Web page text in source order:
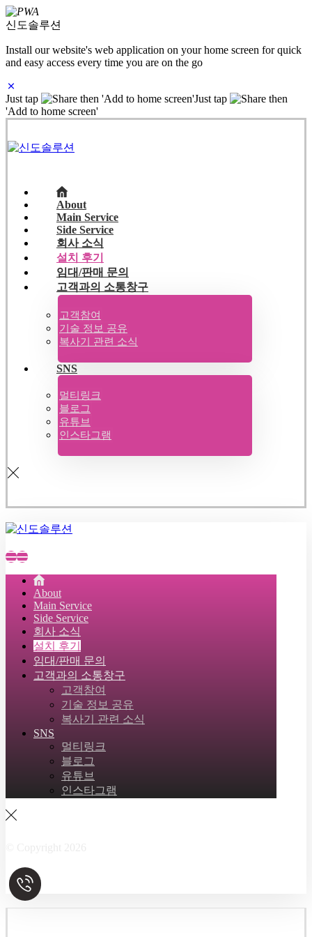
신도솔루션
Install our website's web application on your home screen for quick
and easy access every time you are on the go
Just tap then 'Add to home screen'Just tap
then
'Add to home screen'
About
Main Service
Side Service
회사 소식
설치 후기
임대/판매 문의
고객과의 소통창구
고객참여
기술 정보 공유
복사기 관련 소식
SNS
멀티링크
블로그
유튜브
인스타그램
About
Main Service
Side Service
회사 소식
설치 후기
임대/판매 문의
고객과의 소통창구
고객참여
기술 정보 공유
복사기 관련 소식
SNS
멀티링크
블로그
유튜브
인스타그램